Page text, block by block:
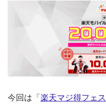
今回は「 楽天マジ得フェ